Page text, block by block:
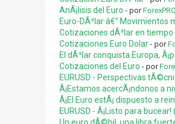
AnÃ¡lisis del Euro - por
Euro-DÃ³lar â€“ Movimientos
Cotizaciones dÃ³lar en tiempo
Cotizaciones Euro Dolar - por
El dÃ³lar conquista Europa,
Cotizaciones del Euro - por
EURUSD - Perspectivas
Â¡Estamos acercÃ¡ndonos a
Â¡El Euro estÃ¡ dispuesto a
EURUSD - Â¡Listo para bucear!